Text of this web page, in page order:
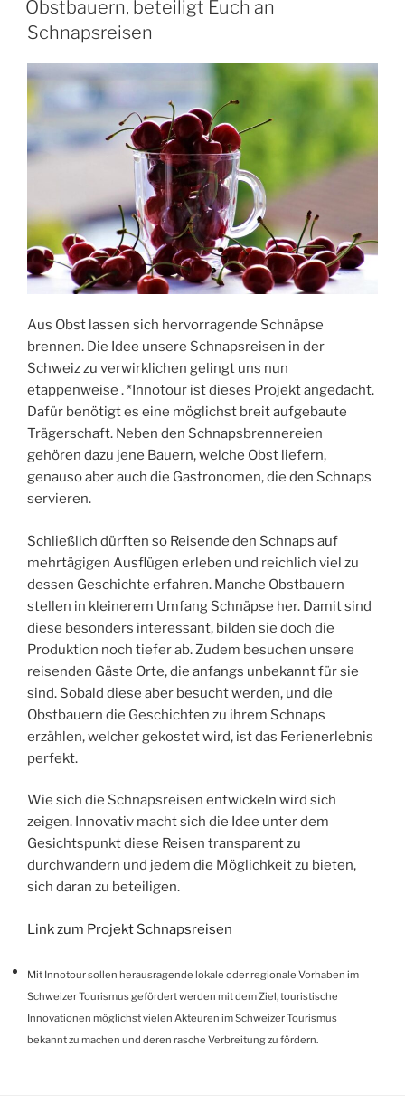
Obstbauern, beteiligt Euch an
Schnapsreisen
Aus Obst lassen sich hervorragende Schnäpse
brennen. Die Idee unsere Schnapsreisen in der
Schweiz zu verwirklichen gelingt uns nun
etappenweise . *Innotour ist dieses Projekt angedacht.
Dafür benötigt es eine möglichst breit aufgebaute
Trägerschaft. Neben den Schnapsbrennereien
gehören dazu jene Bauern, welche Obst liefern,
genauso aber auch die Gastronomen, die den Schnaps
servieren.
Schließlich dürften so Reisende den Schnaps auf
mehrtägigen Ausflügen erleben und reichlich viel zu
dessen Geschichte erfahren. Manche Obstbauern
stellen in kleinerem Umfang Schnäpse her. Damit sind
diese besonders interessant, bilden sie doch die
Produktion noch tiefer ab. Zudem besuchen unsere
reisenden Gäste Orte, die anfangs unbekannt für sie
sind. Sobald diese aber besucht werden, und die
Obstbauern die Geschichten zu ihrem Schnaps
erzählen, welcher gekostet wird, ist das Ferienerlebnis
perfekt.
Wie sich die Schnapsreisen entwickeln wird sich
zeigen. Innovativ macht sich die Idee unter dem
Gesichtspunkt diese Reisen transparent zu
durchwandern und jedem die Möglichkeit zu bieten,
sich daran zu beteiligen.
Link zum Projekt Schnapsreisen
Mit Innotour sollen herausragende lokale oder regionale Vorhaben im
Schweizer Tourismus gefördert werden mit dem Ziel, touristische
Innovationen möglichst vielen Akteuren im Schweizer Tourismus
bekannt zu machen und deren rasche Verbreitung zu fördern.